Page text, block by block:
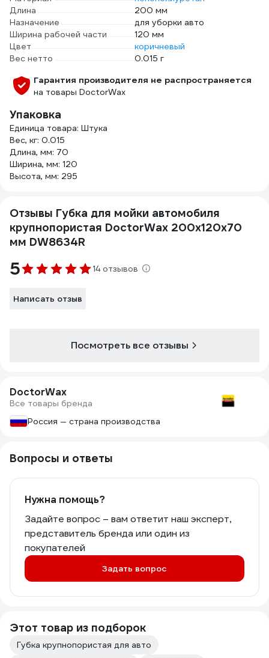
Длина
200 мм
Назначение
для уборки авто
Ширина рабочей части
120 мм
Цвет
коричневый
Вес нетто
0.015 г
Гарантия производителя не распространяется
на товары DoctorWax
Упаковка
Единица товара: Штука
Вес, кг: 0.015
Длина, мм: 70
Ширина, мм: 120
Высота, мм: 295
Отзывы Губка для мойки автомобиля
крупнопористая DoctorWax 200x120x70
мм DW8634R
5 14 отзывов
Написать отзыв
Посмотреть все отзывы
DoctorWax
Все товары бренда
Россия — страна производства
Вопросы и ответы
Нужна помощь?
Задайте вопрос – вам ответит наш эксперт,
представитель бренда или один из
покупателей
Задать вопрос
Этот товар из подборок
Губка крупнопористая для авто